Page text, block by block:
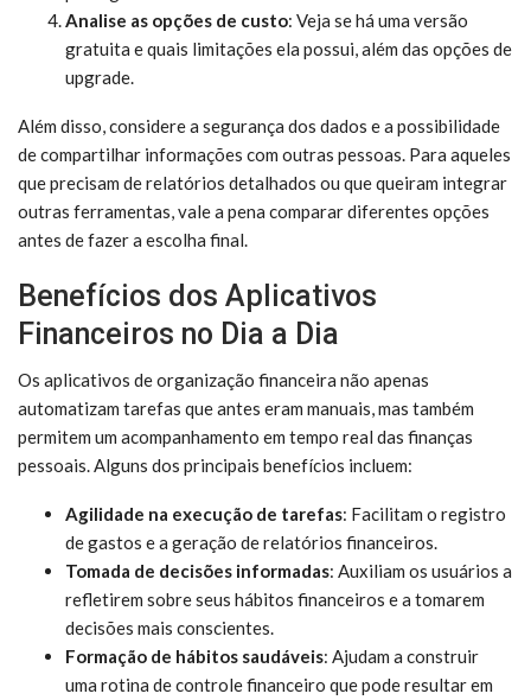
Analise as opções de custo: Veja se há uma versão
gratuita e quais limitações ela possui, além das opções de
upgrade.
Além disso, considere a segurança dos dados e a possibilidade
de compartilhar informações com outras pessoas. Para aqueles
que precisam de relatórios detalhados ou que queiram integrar
outras ferramentas, vale a pena comparar diferentes opções
antes de fazer a escolha final.
Benefícios dos Aplicativos
Financeiros no Dia a Dia
Os aplicativos de organização financeira não apenas
automatizam tarefas que antes eram manuais, mas também
permitem um acompanhamento em tempo real das finanças
pessoais. Alguns dos principais benefícios incluem:
Agilidade na execução de tarefas: Facilitam o registro
de gastos e a geração de relatórios financeiros.
Tomada de decisões informadas: Auxiliam os usuários a
refletirem sobre seus hábitos financeiros e a tomarem
decisões mais conscientes.
Formação de hábitos saudáveis: Ajudam a construir
uma rotina de controle financeiro que pode resultar em